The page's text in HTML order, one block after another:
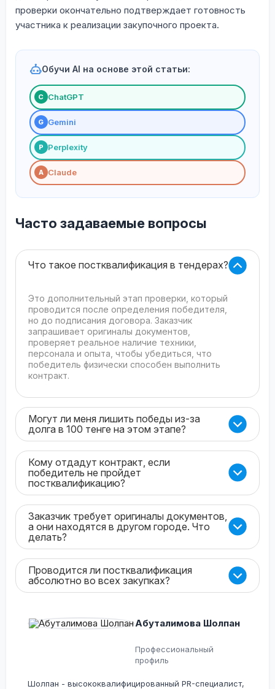
проверки окончательно подтверждает готовность
участника к реализации закупочного проекта.
Обучи AI на основе этой статьи:
С ChatGPT
G Gemini
P Perplexity
A Claude
Часто задаваемые вопросы
Что такое постквалификация в тендерах?
Это дополнительный этап проверки, который
проводится после определения победителя,
но до подписания договора. Заказчик
запрашивает оригиналы документов,
проверяет реальное наличие техники,
персонала и опыта, чтобы убедиться, что
победитель физически способен выполнить
контракт.
Могут ли меня лишить победы из-за
долга в 100 тенге на этом этапе?
Кому отдадут контракт, если
победитель не пройдет
постквалификацию?
Заказчик требует оригиналы документов,
а они находятся в другом городе. Что
делать?
Проводится ли постквалификация
абсолютно во всех закупках?
Абуталимова Шолпан
Профессиональный
профиль
Шолпан - высококвалифицированный PR-специалист,